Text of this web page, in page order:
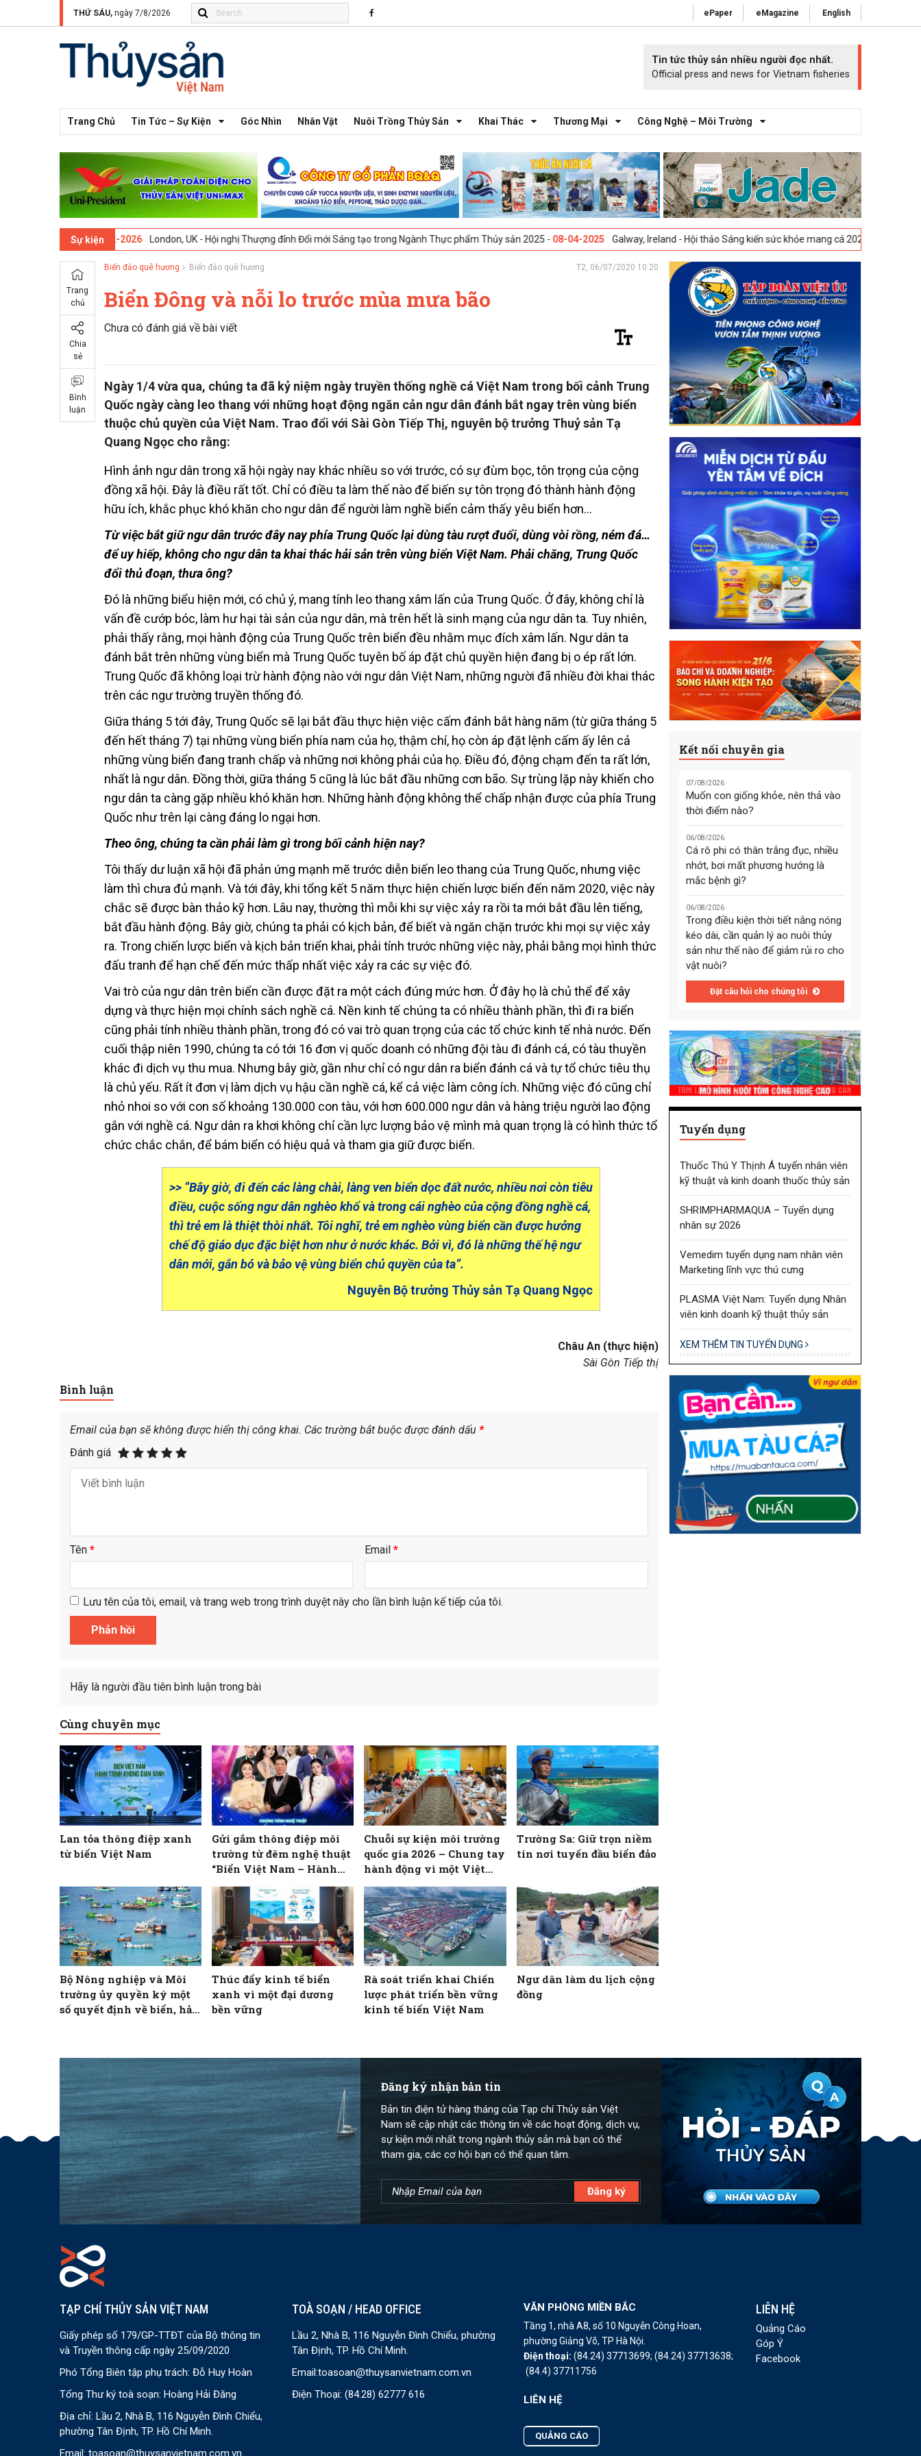
THỨ SÁU, ngày 7/8/2026 ePaper eMagazine English
Tin tức thủy sản nhiều người đọc nhất.
Official press and news for Vietnam fisheries
Trang Chủ Tin Tức – Sự Kiện Góc Nhìn Nhân Vật Nuôi Trồng Thủy Sản Khai Thác Thương Mại Công Nghệ – Môi Trường
Sự kiện
09-02-2026 London, UK - Hội nghị Thượng đỉnh Đổi mới Sáng tạo trong Ngành Thực phẩm Thủy sản 2025 -08-04-2025 Galway, Ireland - Hội thảo Sáng kiến sức khỏe mang cá 2025 -23-04-2025
Trang
chủ
Chia
sẻ
Bình
luận
Biển đảo quê hương Biển đảo quê hương T2, 06/07/2020 10:20
Biển Đông và nỗi lo trước mùa mưa bão
Chưa có đánh giá về bài viết
Ngày 1/4 vừa qua, chúng ta đã kỷ niệm ngày truyền thống nghề cá Việt Nam trong bối cảnh Trung
Quốc ngày càng leo thang với những hoạt động ngăn cản ngư dân đánh bắt ngay trên vùng biển
thuộc chủ quyền của Việt Nam. Trao đổi với Sài Gòn Tiếp Thị, nguyên bộ trưởng Thuỷ sản Tạ
Quang Ngọc cho rằng:
Hình ảnh ngư dân trong xã hội ngày nay khác nhiều so với trước, có sự đùm bọc, tôn trọng của cộng
đồng xã hội. Đây là điều rất tốt. Chỉ có điều ta làm thế nào để biến sự tôn trọng đó thành hành động
hữu ích, khắc phục khó khăn cho ngư dân để người làm nghề biển cảm thấy yêu biển hơn…
Từ việc bắt giữ ngư dân trước đây nay phía Trung Quốc lại dùng tàu rượt đuổi, dùng vòi rồng, ném đá…
để uy hiếp, không cho ngư dân ta khai thác hải sản trên vùng biển Việt Nam. Phải chăng, Trung Quốc
đổi thủ đoạn, thưa ông?
Đó là những biểu hiện mới, có chủ ý, mang tính leo thang xâm lấn của Trung Quốc. Ở đây, không chỉ là
vấn đề cướp bóc, làm hư hại tài sản của ngư dân, mà trên hết là sinh mạng của ngư dân ta. Tuy nhiên,
phải thấy rằng, mọi hành động của Trung Quốc trên biển đều nhằm mục đích xâm lấn. Ngư dân ta
đánh bắt trên những vùng biển mà Trung Quốc tuyên bố áp đặt chủ quyền hiện đang bị o ép rất lớn.
Trung Quốc đã không loại trừ hành động nào với ngư dân Việt Nam, những người đã nhiều đời khai thác
trên các ngư trường truyền thống đó.
Giữa tháng 5 tới đây, Trung Quốc sẽ lại bắt đầu thực hiện việc cấm đánh bắt hàng năm (từ giữa tháng 5
đến hết tháng 7) tại những vùng biển phía nam của họ, thậm chí, họ còn áp đặt lệnh cấm ấy lên cả
những vùng biển đang tranh chấp và những nơi không phải của họ. Điều đó, động chạm đến ta rất lớn,
nhất là ngư dân. Đồng thời, giữa tháng 5 cũng là lúc bắt đầu những cơn bão. Sự trùng lặp này khiến cho
ngư dân ta càng gặp nhiều khó khăn hơn. Những hành động không thể chấp nhận được của phía Trung
Quốc như trên lại càng đáng lo ngại hơn.
Theo ông, chúng ta cần phải làm gì trong bối cảnh hiện nay?
Tôi thấy dư luận xã hội đã phản ứng mạnh mẽ trước diễn biến leo thang của Trung Quốc, nhưng việc
làm thì chưa đủ mạnh. Và tới đây, khi tổng kết 5 năm thực hiện chiến lược biển đến năm 2020, việc này
chắc sẽ được bàn thảo kỹ hơn. Lâu nay, thường thì mỗi khi sự việc xảy ra rồi ta mới bắt đầu lên tiếng,
bắt đầu hành động. Bây giờ, chúng ta phải có kịch bản, để biết và ngăn chặn trước khi mọi sự việc xảy
ra. Trong chiến lược biển và kịch bản triển khai, phải tính trước những việc này, phải bằng mọi hình thức
đấu tranh để hạn chế đến mức thấp nhất việc xảy ra các sự việc đó.
Vai trò của ngư dân trên biển cần được đặt ra một cách đúng mức hơn. Ở đây họ là chủ thể để xây
dựng và thực hiện mọi chính sách nghề cá. Nền kinh tế chúng ta có nhiều thành phần, thì đi ra biển
cũng phải tính nhiều thành phần, trong đó có vai trò quan trọng của các tổ chức kinh tế nhà nước. Đến
cuối thập niên 1990, chúng ta có tới 16 đơn vị quốc doanh có những đội tàu đi đánh cá, có tàu thuyền
khác đi dịch vụ thu mua. Nhưng bây giờ, gần như chỉ có ngư dân ra biển đánh cá và tự tổ chức tiêu thụ
là chủ yếu. Rất ít đơn vị làm dịch vụ hậu cần nghề cá, kể cả việc làm công ích. Những việc đó cũng chỉ
nhỏ nhoi so với con số khoảng 130.000 con tàu, với hơn 600.000 ngư dân và hàng triệu người lao động
gắn với nghề cá. Ngư dân ra khơi không chỉ cần lực lượng bảo vệ mình mà quan trọng là có hình thức tổ
chức chắc chắn, để bám biển có hiệu quả và tham gia giữ được biển.
>> “Bây giờ, đi đến các làng chài, làng ven biển dọc đất nước, nhiều nơi còn tiêu
điều, cuộc sống ngư dân nghèo khổ và trong cái nghèo của cộng đồng nghề cá,
thì trẻ em là thiệt thòi nhất. Tôi nghĩ, trẻ em nghèo vùng biển cần được hưởng
chế độ giáo dục đặc biệt hơn như ở nước khác. Bởi vì, đó là những thế hệ ngư
dân mới, gắn bó và bảo vệ vùng biển chủ quyền của ta”.
Nguyên Bộ trưởng Thủy sản Tạ Quang Ngọc
Châu An (thực hiện)
Sài Gòn Tiếp thị
Bình luận
Email của bạn sẽ không được hiển thị công khai. Các trường bắt buộc được đánh dấu *
Đánh giá
Tên * Email*
Lưu tên của tôi, email, và trang web trong trình duyệt này cho lần bình luận kế tiếp của tôi.
Hãy là người đầu tiên bình luận trong bài
Cùng chuyên mục
Lan tỏa thông điệp xanh
từ biển Việt Nam
Gửi gắm thông điệp môi
trường từ đêm nghệ thuật
“Biển Việt Nam – Hành
trình không gian xanh”
Chuỗi sự kiện môi trường
quốc gia 2026 – Chung tay
hành động vì một Việt
Nam xanh
Trường Sa: Giữ trọn niềm
tin nơi tuyến đầu biển đảo
Bộ Nông nghiệp và Môi
trường ủy quyền ký một
số quyết định về biển, hải
Thúc đẩy kinh tế biển
xanh vì một đại dương
bền vững
Rà soát triển khai Chiến
lược phát triển bền vững
kinh tế biển Việt Nam
Ngư dân làm du lịch cộng
đồng
Kết nối chuyên gia
07/08/2026
Muốn con giống khỏe, nên thả vào
thời điểm nào?
06/08/2026
Cá rô phi có thân trắng đục, nhiều
nhớt, bơi mất phương hướng là
mắc bệnh gì?
06/08/2026
Trong điều kiện thời tiết nắng nóng
kéo dài, cần quản lý ao nuôi thủy
sản như thế nào để giảm rủi ro cho
vật nuôi?
Đặt câu hỏi cho chúng tôi
Tuyển dụng
Thuốc Thú Y Thịnh Á tuyển nhân viên
kỹ thuật và kinh doanh thuốc thủy sản
SHRIMPHARMAQUA – Tuyển dụng
nhân sự 2026
Vemedim tuyển dụng nam nhân viên
Marketing lĩnh vực thú cưng
PLASMA Việt Nam: Tuyển dụng Nhân
viên kinh doanh kỹ thuật thủy sản
XEM THÊM TIN TUYỂN DỤNG
Đăng ký nhận bản tin
Bản tin điện tử hàng tháng của Tạp chí Thủy sản Việt
Nam sẽ cập nhật các thông tin về các hoạt động, dịch vụ,
sự kiện mới nhất trong ngành thủy sản mà bạn có thể
tham gia, các cơ hội bạn có thể quan tâm.
TẠP CHÍ THỦY SẢN VIỆT NAM
Giấy phép số 179/GP-TTĐT của Bộ thông tin
và Truyền thông cấp ngày 25/09/2020
Phó Tổng Biên tập phụ trách: Đỗ Huy Hoàn
Tổng Thư ký toà soạn: Hoàng Hải Đăng
Địa chỉ: Lầu 2, Nhà B, 116 Nguyễn Đình Chiểu,
phường Tân Định, TP. Hồ Chí Minh.
Email: toasoan@thuysanvietnam.com.vn
TOÀ SOẠN / HEAD OFFICE
Lầu 2, Nhà B, 116 Nguyễn Đình Chiểu, phường
Tân Định, TP. Hồ Chí Minh.
Email:toasoan@thuysanvietnam.com.vn
Điện Thoại: (84.28) 62777 616
VĂN PHÒNG MIỀN BẮC
Tầng 1, nhà A8, số 10 Nguyễn Công Hoan,
phường Giảng Võ, TP Hà Nội.
Điện thoại:(84.24) 37713699;(84.24) 37713638;
(84.4) 37711756
LIÊN HỆ
QUẢNG CÁO
LIÊN HỆ
Quảng Cáo
Góp Ý
Facebook